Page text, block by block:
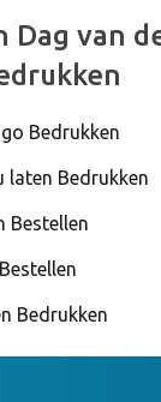
999 Stuks Op
cm Zwart/
999 Stuks Op
Donkergrijs/
Dag van
Bedrukken
laten Bedrukken
Bestellen
Bedrukken